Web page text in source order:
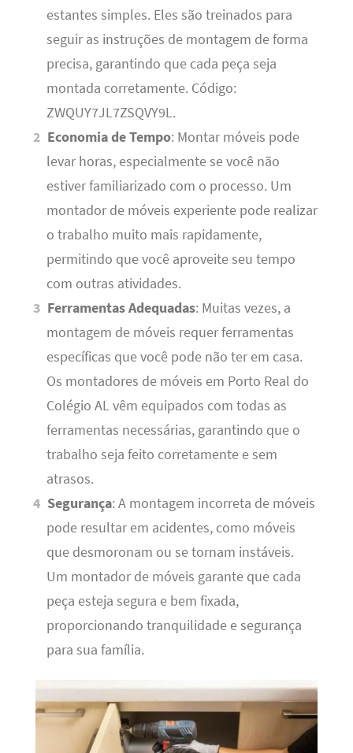
estantes simples. Eles são treinados para
seguir as instruções de montagem de forma
precisa, garantindo que cada peça seja
montada corretamente. Código:
ZWQUY7JL7ZSQVY9L.
Economia de Tempo: Montar móveis pode
levar horas, especialmente se você não
estiver familiarizado com o processo. Um
montador de móveis experiente pode realizar
o trabalho muito mais rapidamente,
permitindo que você aproveite seu tempo
com outras atividades.
Ferramentas Adequadas: Muitas vezes, a
montagem de móveis requer ferramentas
específicas que você pode não ter em casa.
Os montadores de móveis em Porto Real do
Colégio AL vêm equipados com todas as
ferramentas necessárias, garantindo que o
trabalho seja feito corretamente e sem
atrasos.
Segurança: A montagem incorreta de móveis
pode resultar em acidentes, como móveis
que desmoronam ou se tornam instáveis.
Um montador de móveis garante que cada
peça esteja segura e bem fixada,
proporcionando tranquilidade e segurança
para sua família.